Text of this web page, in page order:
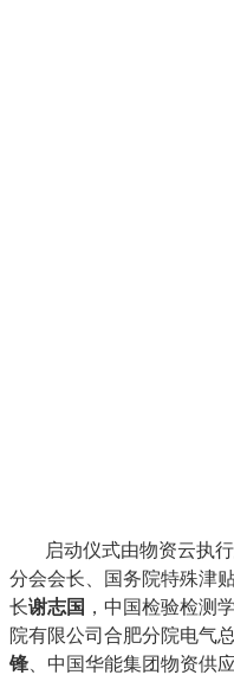
启动仪式由物资云执
分会会长、国务院特殊津
长谢志国 ，中国检验检测
院有限公司合肥分院电气
锋 、中国华能集团物资供